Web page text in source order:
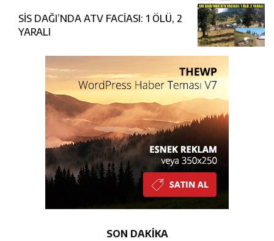
SİS DAĞI’NDA ATV FACİASI: 1 ÖLÜ, 2
YARALI
SON DAKİKA